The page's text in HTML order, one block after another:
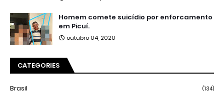
Homem comete suicídio por enforcamento
em Picuí.
outubro 04, 2020
CATEGORIES
Brasil (134)